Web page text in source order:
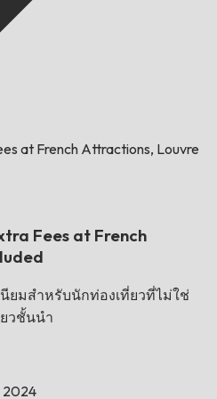
at French Attractions, Louvre
Fees at French
นียมสำหรับนักท่องเที่ยวที่ไม่ใช่
วชั้นนำ
2024